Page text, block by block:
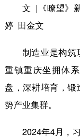
文 |《瞭望》新
婷 田金文
制造业是构筑
重镇重庆坐拥体
盘，深耕培育，
势产业集群。
2024年4月，习